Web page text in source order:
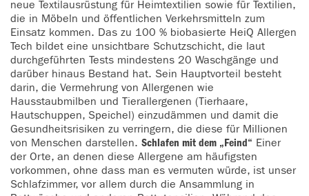
neue Textilausrüstung für Heimtextilien sowie für Textilien,
die in Möbeln und öffentlichen Verkehrsmitteln zum
Einsatz kommen. Das zu 100 % biobasierte HeiQ Allergen
Tech bildet eine unsichtbare Schutzschicht, die laut
durchgeführten Tests mindestens 20 Waschgänge und
darüber hinaus Bestand hat. Sein Hauptvorteil besteht
darin, die Vermehrung von Allergenen wie
Hausstaubmilben und Tierallergenen (Tierhaare,
Hautschuppen, Speichel) einzudämmen und damit die
Gesundheitsrisiken zu verringern, die diese für Millionen
von Menschen darstellen. Schlafen mit dem „Feind“ Einer
der Orte, an denen diese Allergene am häufigsten
vorkommen, ohne dass man es vermuten würde, ist unser
Schlafzimmer, vor allem durch die Ansammlung in